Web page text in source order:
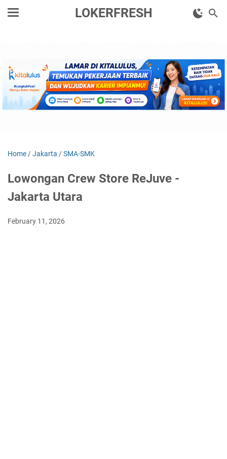
LOKERFRESH
Home /Jakarta /SMA-SMK
Lowongan Crew Store ReJuve -
Jakarta Utara
February 11, 2026